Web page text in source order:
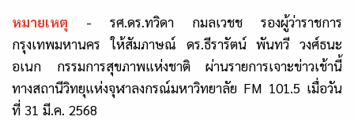
หมายเหตุ - รศ.ดร.ทวิดา กมลเวชช รองผู้ว่าราชการ
กรุงเทพมหานคร ให้สัมภาษณ์ ดร.ธีรารัตน์ พันทวี วงศ์ธนะ
อเนก กรรมการสุขภาพแห่งชาติ ผ่านรายการเจาะข่าวเช้านี้
ทางสถานีวิทยุแห่งจุฬาลงกรณ์มหาวิทยาลัย FM 101.5 เมื่อวัน
ที่ 31 มี.ค. 2568